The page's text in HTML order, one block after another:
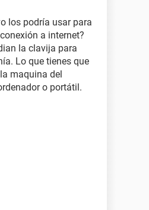
los podría usar para
a internet?
la clavija para
Lo que tienes que
maquina del
o portátil.